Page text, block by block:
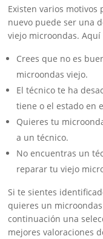
Existen varios
nuevo puede ser una
viejo microondas.
Crees que no es
microondas viejo.
El técnico te ha
tiene o el estado en
Quieres tu
a un técnico.
No encuentras un
reparar tu viejo
Si te sientes
quieres un
continuación una
mejores valoraciones